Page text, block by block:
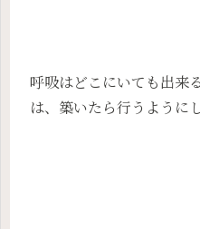
呼吸はどこにいても出来
は、築いたら行うように